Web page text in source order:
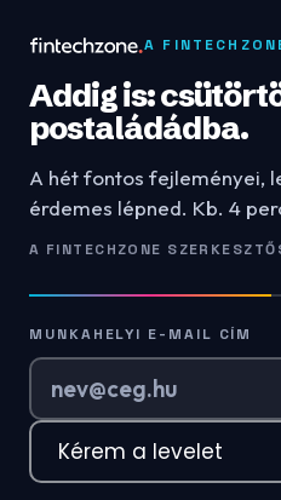
A
Addig is:
postaládádba.
A hét fontos fejleményei,
érdemes lépned. Kb. 4
A FINTECHZONE
MUNKAHELYI E-MAIL CÍM
Kérem a levelet